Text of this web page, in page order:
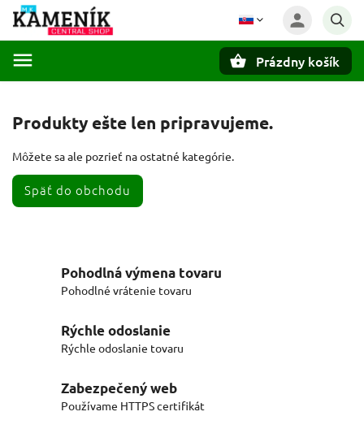
Prázdny košík
Produkty ešte len pripravujeme.
Môžete sa ale pozrieť na ostatné kategórie.
Späť do obchodu
Pohodlná výmena tovaru
Pohodlné vrátenie tovaru
Rýchle odoslanie
Rýchle odoslanie tovaru
Zabezpečený web
Používame HTTPS certifikát